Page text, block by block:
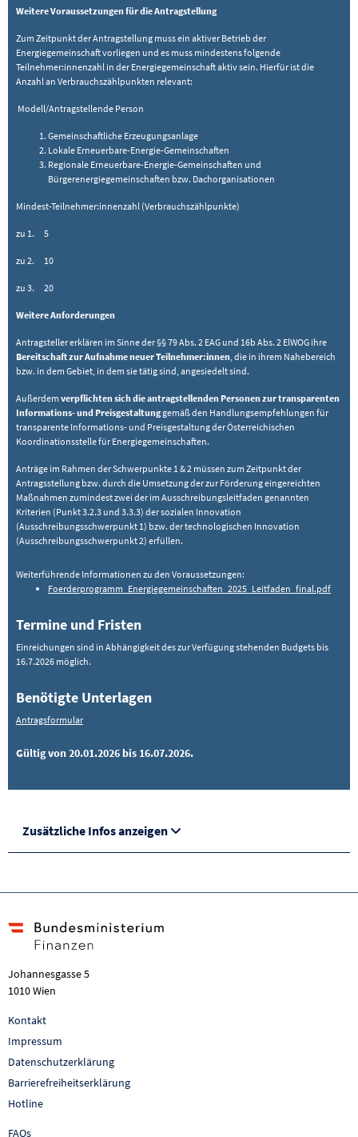
Weitere Voraussetzungen für die Antragstellung
Zum Zeitpunkt der Antragstellung muss ein aktiver Betrieb der
Energiegemeinschaft vorliegen und es muss mindestens folgende
Teilnehmer:innenzahl in der Energiegemeinschaft aktiv sein. Hierfür ist die
Anzahl an Verbrauchszählpunkten relevant:
Modell/Antragstellende Person
Gemeinschaftliche Erzeugungsanlage
Lokale Erneuerbare-Energie-Gemeinschaften
Regionale Erneuerbare-Energie-Gemeinschaften und
Bürgerenergiegemeinschaften bzw. Dachorganisationen
Mindest-Teilnehmer:innenzahl (Verbrauchszählpunkte)
zu 1. 5
zu 2. 10
zu 3. 20
Weitere Anforderungen
Antragsteller erklären im Sinne der §§ 79 Abs. 2 EAG und 16b Abs. 2 ElWOG ihre
Bereitschaft zur Aufnahme neuer Teilnehmer:innen, die in ihrem Nahebereich
bzw. in dem Gebiet, in dem sie tätig sind, angesiedelt sind.
Außerdem verpflichten sich die antragstellenden Personen zur transparenten
Informations- und Preisgestaltunggemäß den Handlungsempfehlungen für
transparente Informations- und Preisgestaltung der Österreichischen
Koordinationsstelle für Energiegemeinschaften.
Anträge im Rahmen der Schwerpunkte 1 & 2 müssen zum Zeitpunkt der
Antragsstellung bzw. durch die Umsetzung der zur Förderung eingereichten
Maßnahmen zumindest zwei der im Ausschreibungsleitfaden genannten
Kriterien (Punkt 3.2.3 und 3.3.3) der sozialen Innovation
(Ausschreibungsschwerpunkt 1) bzw. der technologischen Innovation
(Ausschreibungsschwerpunkt 2) erfüllen.
Weiterführende Informationen zu den Voraussetzungen:
Foerderprogramm_Energiegemeinschaften_2025_Leitfaden_final.pdf
Termine und Fristen
Einreichungen sind in Abhängigkeit des zur Verfügung stehenden Budgets bis
16.7.2026 möglich.
Benötigte Unterlagen
Antragsformular
Gültig von 20.01.2026 bis 16.07.2026.
Zusätzliche Infos anzeigen
Johannesgasse 5
1010 Wien
Kontakt
Impressum
Datenschutzerklärung
Barrierefreiheitserklärung
Hotline
FAQs